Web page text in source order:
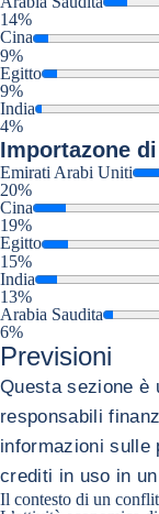
14%
Cina
9%
Egitto
9%
India
4%
Importazone
Emirati Arabi Uniti
20%
Cina
19%
Egitto
15%
India
13%
Arabia Saudita
6%
Previsioni
Questa sezione è
responsabili
informazioni sulle
crediti in uso in
Il contesto di un